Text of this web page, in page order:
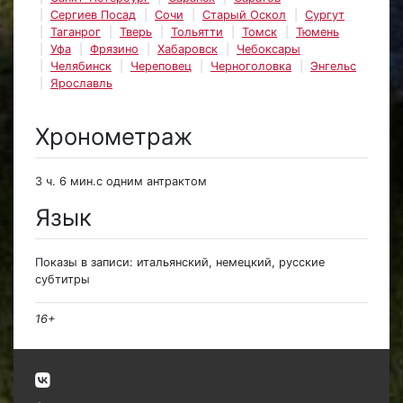
Сергиев Посад
Сочи Старый Оскол
Сургут
Таганрог
Тверь Тольятти Томск
Тюмень
Уфа
Фрязино Хабаровск
Чебоксары
Челябинск
Череповец Черноголовка
Энгельс
Ярославль
Хронометраж
3 ч. 6 мин.с одним антрактом
Язык
Показы в записи: итальянский, немецкий, русские
субтитры
16+